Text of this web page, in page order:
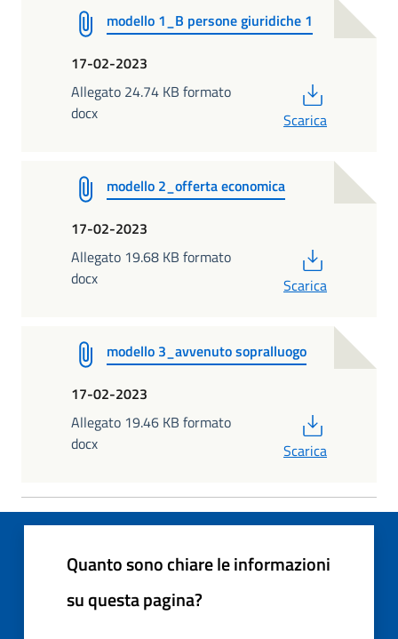
modello 1_B persone giuridiche 1
17-02-2023
Allegato 24.74 KB formato
docx
Scarica
modello 2_offerta economica
17-02-2023
Allegato 19.68 KB formato
docx
Scarica
modello 3_avvenuto sopralluogo
17-02-2023
Allegato 19.46 KB formato
docx
Scarica
Quanto sono chiare le informazioni
su questa pagina?